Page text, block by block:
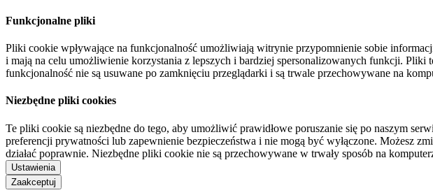
Funkcjonalne pliki
Pliki cookie wpływające na funkcjonalność umożliwiają witrynie przypomnienie sobie
i mają na celu umożliwienie korzystania z lepszych i bardziej spersonalizowanych funkcji.
funkcjonalność nie są usuwane po zamknięciu przeglądarki i są trwale przechowywane na
Niezbędne pliki cookies
Te pliki cookie są niezbędne do tego, aby umożliwić prawidłowe poruszanie się po naszym
preferencji prywatności lub zapewnienie bezpieczeństwa i nie mogą być wyłączone. Możesz
działać poprawnie. Niezbędne pliki cookie nie są przechowywane w trwały sposób na
Ustawienia
Zaakceptuj